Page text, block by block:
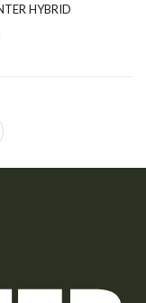
HYBRID